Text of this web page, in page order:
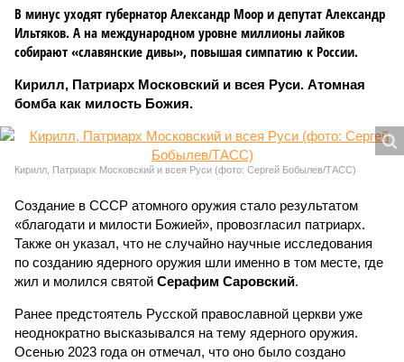
В минус уходят губернатор Александр Моор и депутат Александр
Ильтяков. А на международном уровне миллионы лайков
собирают «славянские дивы», повышая симпатию к России.
Кирилл, Патриарх Московский и всея Руси. Атомная
бомба как милость Божия.
Кирилл, Патриарх Московский и всея Руси (фото: Сергей Бобылев/ТАСС)
Создание в СССР атомного оружия стало результатом
«благодати и милости Божией», провозгласил патриарх.
Также он указал, что не случайно научные исследования
по созданию ядерного оружия шли именно в том месте, где
жил и молился святой Серафим Саровский.
Ранее предстоятель Русской православной церкви уже
неоднократно высказывался на тему ядерного оружия.
Осенью 2023 года он отмечал, что оно было создано